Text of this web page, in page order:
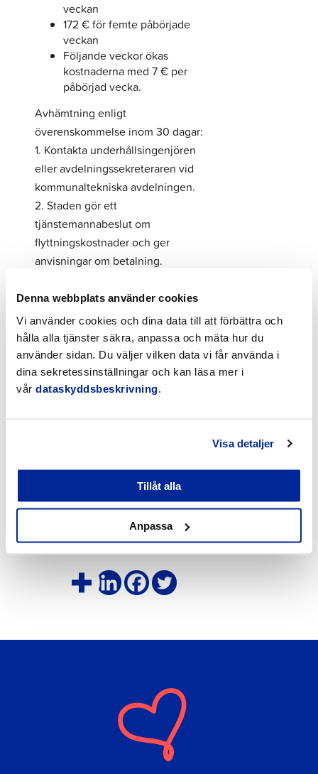
Denna webbplats använder cookies
Vi använder cookies och dina data till att förbättra och
hålla alla tjänster säkra, anpassa och mäta hur du
använder sidan. Du väljer vilken data vi får använda i
dina sekretessinställningar och kan läsa mer i
vår dataskyddsbeskrivning
Visa detaljer
Tillåt alla
Anpassa
veckan
172 € för femte påbörjade
veckan
Följande veckor ökas
kostnaderna med 7 € per
påbörjad vecka.
Avhämtning enligt
överenskommelse inom 30 dagar:
1. Kontakta underhållsingenjören
eller avdelningssekreteraren vid
kommunaltekniska avdelningen.
2. Staden gör ett
tjänstemannabeslut om
flyttningskostnader och ger
anvisningar om betalning.
man har bevisligen betalat
avgiften.
Äganderätt till fordonet övergår:
Om ägaren eller innehavaren inte
inom 30 dagar efter det att han
eller hon kan anses ha fått del av
fordonet i den kommuns ägo från
vars område fordonet har flyttats.
Äganderätten till skrotfordon
övergår till kommunen då denna
omhändertar fordonet.